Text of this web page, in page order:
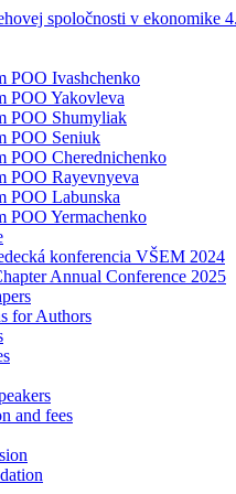
spoločnosti v ekonomike
POO Ivashchenko
POO Yakovleva
POO Shumyliak
POO Seniuk
POO Cherednichenko
POO Rayevnyeva
POO Labunska
POO Yermachenko
konferencia VŠEM 2024
Annual Conference 2025
for Authors
and fees